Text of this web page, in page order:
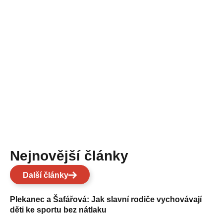
Nejnovější články
Další články
Plekanec a Šafářová: Jak slavní rodiče vychovávají
děti ke sportu bez nátlaku